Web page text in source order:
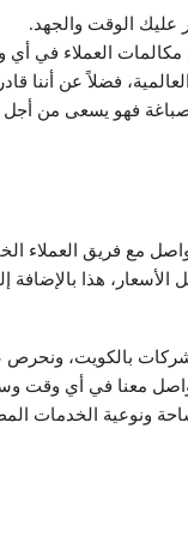
عليك الوقت والجهد.
مكالمات العملاء في أي
فضلاً عن أننا
فهو يسعى من أجل
مع فريق العملاء
هذا بالإضافة
بالكويت،
معنا في أي وقت
ونوعية الخدمات